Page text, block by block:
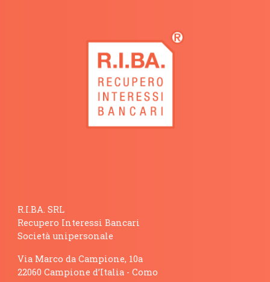
R.I.BA. SRL
Recupero Interessi Bancari
Società unipersonale
Via Marco da Campione, 10a
22060 Campione d’Italia - Como